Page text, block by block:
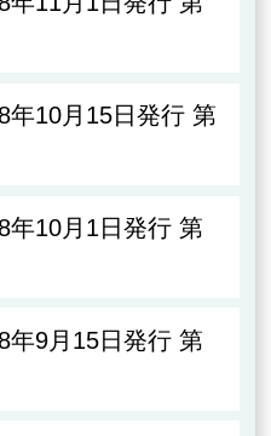
年10月15日発行 第
年10月1日発行 第
年9月15日発行 第